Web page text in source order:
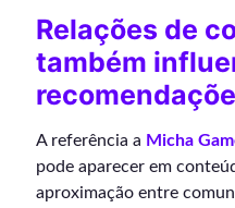
Relações de
também
A referência a Micha
pode aparecer em
aproximação entre